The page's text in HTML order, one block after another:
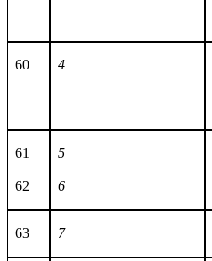
60 4
61
62
5
6
63 7